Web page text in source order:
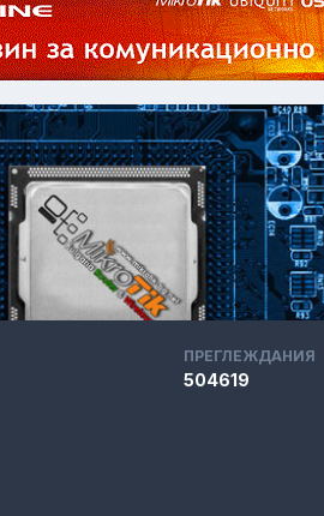
ПРЕГЛЕЖДАНИЯ
504619